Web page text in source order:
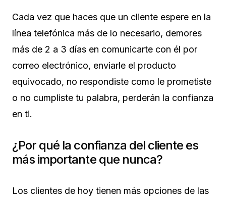
Cada vez que haces que un cliente espere en la
línea telefónica más de lo necesario, demores
más de 2 a 3 días en comunicarte con él por
correo electrónico, enviarle el producto
equivocado, no respondiste como le prometiste
o no cumpliste tu palabra, perderán la confianza
en ti.
¿Por qué la confianza del cliente es
más importante que nunca?
Los clientes de hoy tienen más opciones de las